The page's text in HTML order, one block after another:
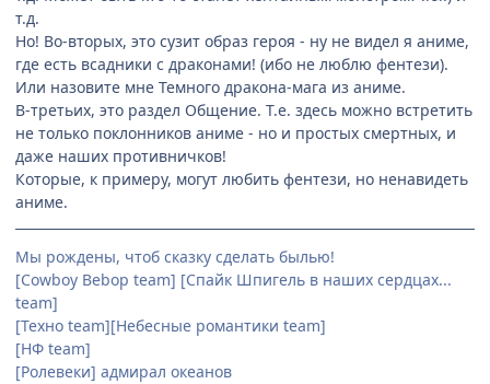
т.д.
Но! Во-вторых, это сузит образ героя - ну не видел я аниме,
где есть всадники с драконами! (ибо не люблю фентези).
Или назовите мне Темного дракона-мага из аниме.
В-третьих, это раздел Общение. Т.е. здесь можно встретить
не только поклонников аниме - но и простых смертных, и
даже наших противничков!
Которые, к примеру, могут любить фентези, но ненавидеть
аниме.
Мы рождены, чтоб сказку сделать былью!
[Cowboy Bebop team] [Спайк Шпигель в наших сердцах...
team]
[Техно team][Небесные романтики team]
[НФ team]
[Ролевеки] адмирал океанов